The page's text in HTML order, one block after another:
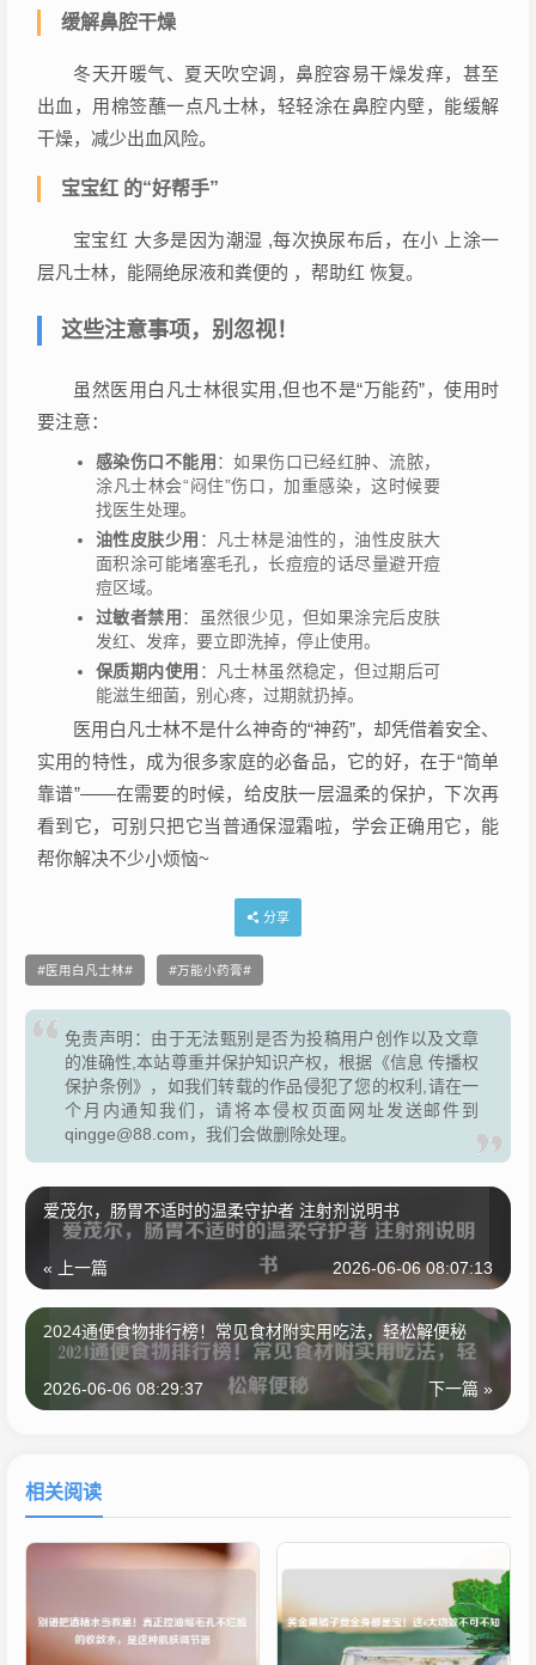
缓解鼻腔干燥
冬天开暖气、夏天吹空调，鼻腔容易干燥发痒，甚至
出血，用棉签蘸一点凡士林，轻轻涂在鼻腔内壁，能缓解
干燥，减少出血风险。
宝宝红 的“好帮手”
宝宝红 大多是因为潮湿 ,每次换尿布后，在小 上涂一
层凡士林，能隔绝尿液和粪便的 ，帮助红 恢复。
这些注意事项，别忽视！
虽然医用白凡士林很实用,但也不是“万能药”，使用时
要注意：
感染伤口不能用 ：如果伤口已经红肿、流脓，
涂凡士林会“闷住”伤口，加重感染，这时候要
找医生处理。
油性皮肤少用 ：凡士林是油性的，油性皮肤大
面积涂可能堵塞毛孔，长痘痘的话尽量避开痘
痘区域。
过敏者禁用 ：虽然很少见，但如果涂完后皮肤
发红、发痒，要立即洗掉，停止使用。
保质期内使用 ：凡士林虽然稳定，但过期后可
能滋生细菌，别心疼，过期就扔掉。
医用白凡士林不是什么神奇的“神药”，却凭借着安全、
实用的特性，成为很多家庭的必备品，它的好，在于“简单
靠谱”——在需要的时候，给皮肤一层温柔的保护，下次再
看到它，可别只把它当普通保湿霜啦，学会正确用它，能
帮你解决不少小烦恼~
分享
医用白凡士林 万能小药膏
免责声明：由于无法甄别是否为投稿用户创作以及文章
的准确性,本站尊重并保护知识产权，根据《信息 传播权
保护条例》，如我们转载的作品侵犯了您的权利,请在一
个月内通知我们，请将本侵权页面网址发送邮件到
qingge@88.com，我们会做删除处理。
爱茂尔，肠胃不适时的温柔守护者 注射剂说明书
« 上一篇 2026-06-06 08:07:13
2024通便食物排行榜！常见食材附实用吃法，轻松解便秘
下一篇 »
2026-06-06 08:29:37
相关阅读